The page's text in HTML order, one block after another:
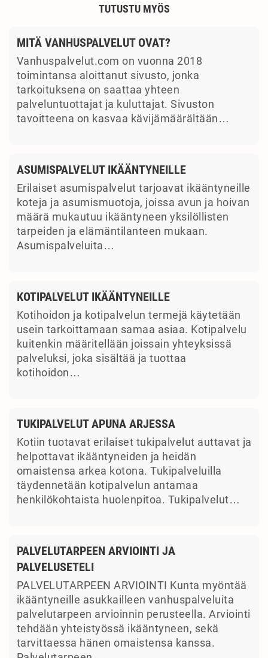
TUTUSTU MYÖS
MITÄ VANHUSPALVELUT OVAT?
Vanhuspalvelut.com on vuonna 2018
toimintansa aloittanut sivusto, jonka
tarkoituksena on saattaa yhteen
palveluntuottajat ja kuluttajat. Sivuston
tavoitteena on kasvaa kävijämäärältään…
ASUMISPALVELUT IKÄÄNTYNEILLE
Erilaiset asumispalvelut tarjoavat ikääntyneille
koteja ja asumismuotoja, joissa avun ja hoivan
määrä mukautuu ikääntyneen yksilöllisten
tarpeiden ja elämäntilanteen mukaan.
Asumispalveluita…
KOTIPALVELUT IKÄÄNTYNEILLE
Kotihoidon ja kotipalvelun termejä käytetään
usein tarkoittamaan samaa asiaa. Kotipalvelu
kuitenkin määritellään joissain yhteyksissä
palveluksi, joka sisältää ja tuottaa
kotihoidon…
TUKIPALVELUT APUNA ARJESSA
Kotiin tuotavat erilaiset tukipalvelut auttavat ja
helpottavat ikääntyneiden ja heidän
omaistensa arkea kotona. Tukipalveluilla
täydennetään kotipalvelun antamaa
henkilökohtaista huolenpitoa. Tukipalvelut…
PALVELUTARPEEN ARVIOINTI JA
PALVELUSETELI
PALVELUTARPEEN ARVIOINTI Kunta myöntää
ikääntyneille asukkailleen vanhuspalveluita
palvelutarpeen arvioinnin perusteella. Arviointi
tehdään yhteistyössä ikääntyneen, sekä
tarvittaessa hänen omaistensa kanssa.